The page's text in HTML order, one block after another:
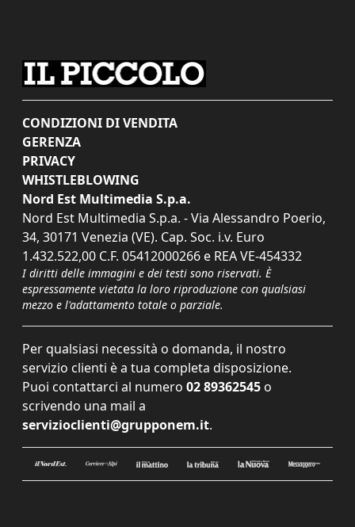
CONDIZIONI DI VENDITA
GERENZA
PRIVACY
WHISTLEBLOWING
Nord Est Multimedia S.p.a.
Nord Est Multimedia S.p.a. - Via Alessandro Poerio,
34, 30171 Venezia (VE). Cap. Soc. i.v. Euro
1.432.522,00 C.F. 05412000266 e REA VE-454332
I diritti delle immagini e dei testi sono riservati. È
espressamente vietata la loro riproduzione con qualsiasi
mezzo e l'adattamento totale o parziale.
Per qualsiasi necessità o domanda, il nostro
servizio clienti è a tua completa disposizione.
Puoi contattarci al numero 02 89362545 o
scrivendo una mail a
servizioclienti@grupponem.it.